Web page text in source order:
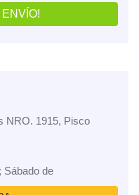
NRO. 1915, Pisco
Sábado de